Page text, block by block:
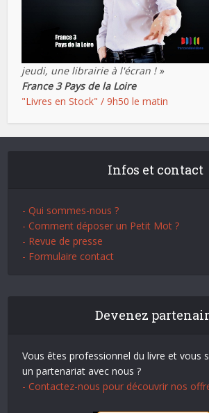
jeudi, une librairie à l'écran ! »
France 3 Pays de la Loire
"Livres en Stock" / 9h50 le matin
Infos et contact
- Qui sommes-nous ?
- Comment déposer un Petit Mot ?
- Revue de presse
- Formulaire contact
Devenez
Vous êtes professionnel du livre et vous
un partenariat avec nous ?
- Contactez-nous pour découvrir nos